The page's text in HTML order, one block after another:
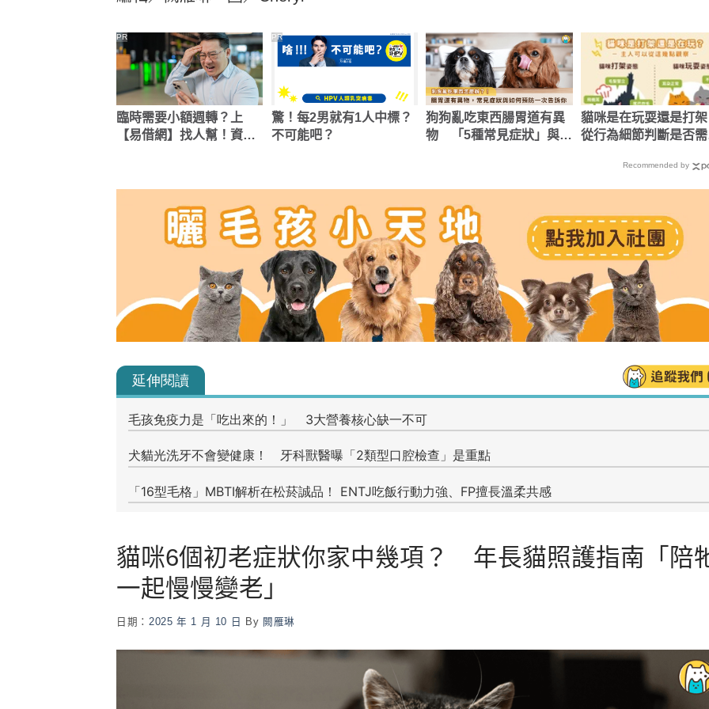
臨時需要小額週轉？上
【易借網】找人幫！資金
PR
驚！每2男就有1人中標？
不可能吧？
PR
狗狗亂吃東西腸胃道有異
物 「5種常見症狀」與如
貓咪是在玩耍還是打
從行為細節判斷是否
Recommended by
貓咪6個初老症狀你家中幾項？ 年長貓照護指南「陪
一起慢慢變老」
日期： 2025 年 1 月 10 日 By 闕雁琳